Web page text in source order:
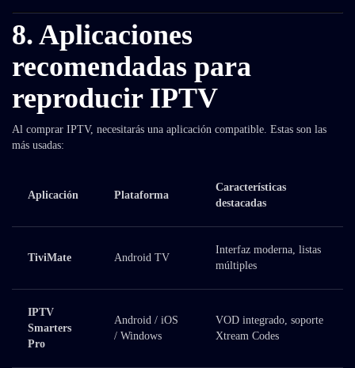
8. Aplicaciones
recomendadas para
reproducir IPTV
Al comprar IPTV, necesitarás una aplicación compatible. Estas son las
más usadas:
Aplicación Plataforma
Características
destacadas
TiviMate Android TV
Interfaz moderna, listas
múltiples
IPTV
Smarters
Pro
Android / iOS
/ Windows
VOD integrado, soporte
Xtream Codes